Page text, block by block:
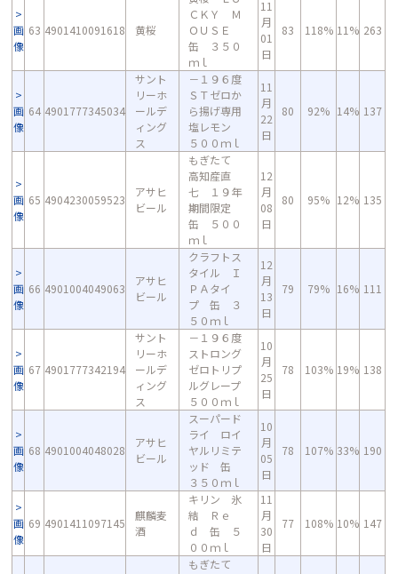
画
像
63 4901410091618 黄桜
ＣＫＹ Ｍ
ＯＵＳＥ
缶 ３５０
ｍｌ
11
月
01
日
83 118% 11% 263
画
像
64 4901777345034
サント
リーホ
ールデ
ィング
ス
－１９６度
ＳＴゼロか
ら揚げ専用
塩レモン
５００ｍｌ
11
月
22
日
80 92% 14% 137
画
像
65 4904230059523
アサヒ
ビール
もぎたて
高知産直
七 １９年
期間限定
缶 ５００
ｍｌ
12
月
08
日
80 95% 12% 135
画
像
66 4901004049063
アサヒ
ビール
クラフトス
タイル Ｉ
ＰＡタイ
プ 缶 ３
５０ｍｌ
12
月
13
日
79 79% 16% 111
画
像
67 4901777342194
サント
リーホ
ールデ
ィング
ス
－１９６度
ストロング
ゼロトリプ
ルグレープ
５００ｍｌ
10
月
25
日
78 103% 19% 138
画
像
68 4901004048028
アサヒ
ビール
スーパード
ライ ロイ
ヤルリミテ
ッド 缶
３５０ｍｌ
10
月
05
日
78 107% 33% 190
画
像
69 4901411097145
麒麟麦
酒
キリン 氷
結 Ｒｅ
ｄ 缶 ５
００ｍｌ
11
月
30
日
77 108% 10% 147
もぎたて